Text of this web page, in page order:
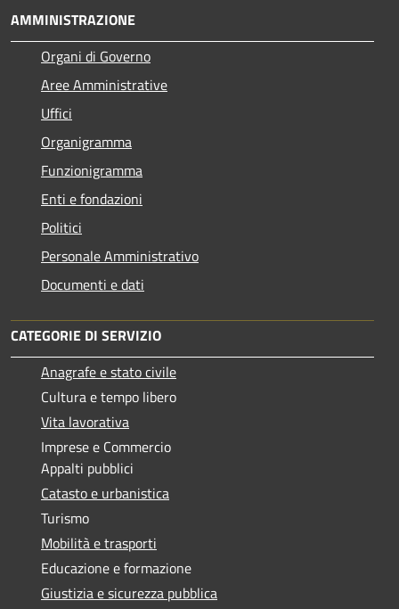
AMMINISTRAZIONE
Organi di Governo
Aree Amministrative
Uffici
Organigramma
Funzionigramma
Enti e fondazioni
Politici
Personale Amministrativo
Documenti e dati
CATEGORIE DI SERVIZIO
Anagrafe e stato civile
Cultura e tempo libero
Vita lavorativa
Imprese e Commercio
Appalti pubblici
Catasto e urbanistica
Turismo
Mobilità e trasporti
Educazione e formazione
Giustizia e sicurezza pubblica